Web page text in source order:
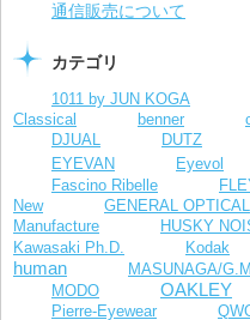
通信販売について
カテゴリ
1011 by JUN KOGA
Classical
benner
DJUAL DUTZ
EYEVAN
Eyevol
Fascino Ribelle
New
GENERAL OPTICAL
Manufacture
HUSKY
Kawasaki Ph.D.
Kodak
human
MASUNAGA/
MODO
OAKLEY
Pierre-Eyewear